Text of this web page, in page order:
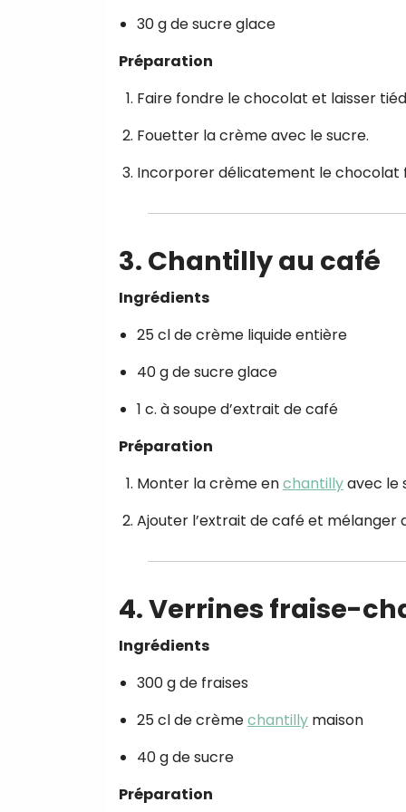
30 g de sucre glace
Préparation
Faire fondre le chocolat et laisser
Fouetter la crème avec le sucre.
Incorporer délicatement le chocolat
3. Chantilly au café
Ingrédients
25 cl de crème liquide entière
40 g de sucre glace
1 c. à soupe d’extrait de café
Préparation
Monter la crème enchantillyavec le
Ajouter l’extrait de café et mélanger
4. Verrines fraise-
Ingrédients
300 g de fraises
25 cl de crèmechantilly maison
40 g de sucre
Préparation